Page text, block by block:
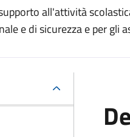
all'attività
e di sicurezza e per gli